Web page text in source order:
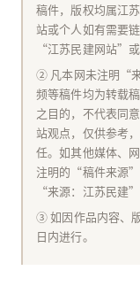
稿件，版权均属江
站或个人如有需要
“江苏民建网站”或
② 凡本网未注明“
频等稿件均为转载
之目的，不代表同
站观点，仅供参考
任。如其他媒体、
注明的“稿件来源”
“来源：江苏民建
③ 如因作品内容、
日内进行。